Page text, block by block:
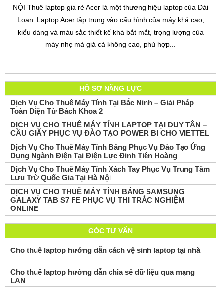
NỘI Thuê laptop giá rẻ Acer là một thương hiệu laptop của Đài
Loan. Laptop Acer tập trung vào cấu hình của máy khá cao,
kiểu dáng và màu sắc thiết kế khá bắt mắt, trọng lượng của
máy nhẹ mà giá cả không cao, phù hợp...
HỒ SƠ NĂNG LỰC
Dịch Vụ Cho Thuê Máy Tính Tại Bắc Ninh – Giải Pháp
Toàn Diện Từ Bách Khoa 2
DỊCH VỤ CHO THUÊ MÁY TÍNH LAPTOP TẠI DUY TÂN –
CẦU GIẤY PHỤC VỤ ĐÀO TẠO POWER BI CHO VIETTEL
Dịch Vụ Cho Thuê Máy Tính Bảng Phục Vụ Đào Tạo Ứng
Dụng Ngành Điện Tại Điện Lực Đinh Tiên Hoàng
Dịch Vụ Cho Thuê Máy Tính Xách Tay Phục Vụ Trung Tâm
Lưu Trữ Quốc Gia Tại Hà Nội
DỊCH VỤ CHO THUÊ MÁY TÍNH BẢNG SAMSUNG
GALAXY TAB S7 FE PHỤC VỤ THI TRẮC NGHIỆM
ONLINE
GÓC TƯ VẤN
Cho thuê laptop hướng dẫn cách vệ sinh laptop tại nhà
Cho thuê laptop hướng dẫn chia sẻ dữ liệu qua mạng
LAN